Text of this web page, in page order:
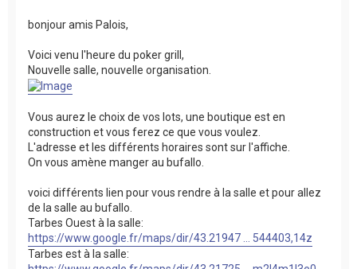
bonjour amis Palois,
Voici venu l'heure du poker grill,
Nouvelle salle, nouvelle organisation.
Vous aurez le choix de vos lots, une boutique est en
construction et vous ferez ce que vous voulez.
L'adresse et les différents horaires sont sur l'affiche.
On vous amène manger au bufallo.
voici différents lien pour vous rendre à la salle et pour allez
de la salle au bufallo.
Tarbes Ouest à la salle:
https://www.google.fr/maps/dir/43.21947 ... 544403,14z
Tarbes est à la salle: